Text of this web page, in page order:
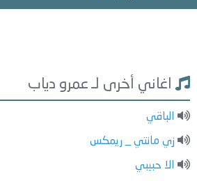
اغاني أخرى لـ عمرو دياب
الباقي
زي مانتي _ ريمكس
الا حبيبي